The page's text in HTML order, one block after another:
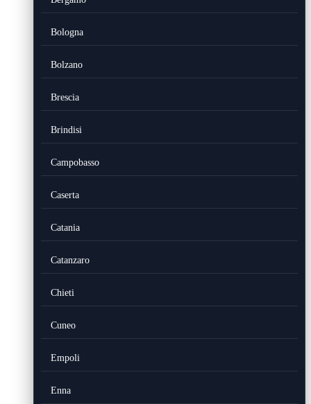
Bologna
Bolzano
Brescia
Brindisi
Campobasso
Caserta
Catania
Catanzaro
Chieti
Cuneo
Empoli
Enna